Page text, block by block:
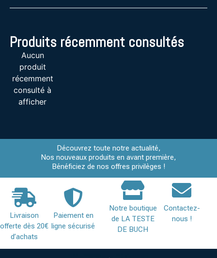
Produits récemment consultés
Aucun
produit
récemment
consulté à
afficher
Découvrez toute notre actualité,
Nos nouveaux produits en avant première,
Bénéficiez de nos offres privilèges !
Livraison
offerte dès 20€
d’achats
Paiement en
ligne sécurisé
Notre boutique
de LA TESTE
DE BUCH
Contactez-
nous !